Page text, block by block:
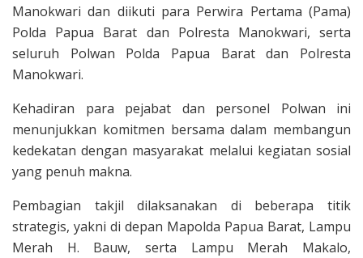
Manokwari dan diikuti para Perwira Pertama (Pama)
Polda Papua Barat dan Polresta Manokwari, serta
seluruh Polwan Polda Papua Barat dan Polresta
Manokwari.
Kehadiran para pejabat dan personel Polwan ini
menunjukkan komitmen bersama dalam membangun
kedekatan dengan masyarakat melalui kegiatan sosial
yang penuh makna.
Pembagian takjil dilaksanakan di beberapa titik
strategis, yakni di depan Mapolda Papua Barat, Lampu
Merah H. Bauw, serta Lampu Merah Makalo,